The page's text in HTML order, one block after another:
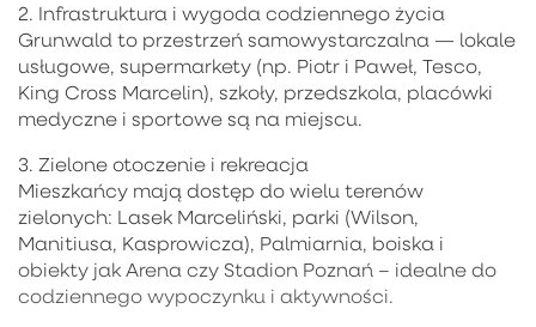
2. Infrastruktura i wygoda codziennego życia
Grunwald to przestrzeń samowystarczalna — lokale
usługowe, supermarkety (np. Piotr i Paweł, Tesco,
King Cross Marcelin), szkoły, przedszkola, placówki
medyczne i sportowe są na miejscu.
3. Zielone otoczenie i rekreacja
Mieszkańcy mają dostęp do wielu terenów
zielonych: Lasek Marceliński, parki (Wilson,
Manitiusa, Kasprowicza), Palmiarnia, boiska i
obiekty jak Arena czy Stadion Poznań – idealne do
codziennego wypoczynku i aktywności.